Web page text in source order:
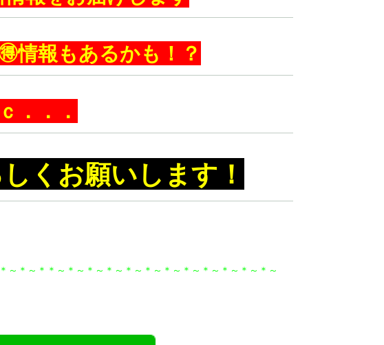
情報もあるかも！？
．．．
くお願いします！
～＊～＊＊～＊～＊～＊～＊～＊～＊～＊～＊～＊～＊～＊～